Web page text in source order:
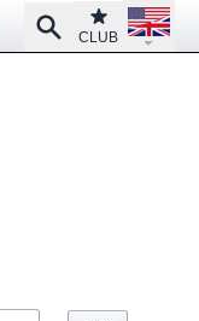
SearchClub
CLUB
Open